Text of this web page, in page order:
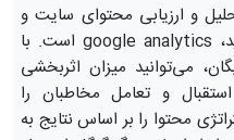
و ارزیابی محتوای سایت و
وبلاگ خود باید از آن استفاده کنید، google analytics است. با
می‌توانید میزان اثربخشی
و تعامل مخاطبان را
محتوا را بر اساس نتایج به